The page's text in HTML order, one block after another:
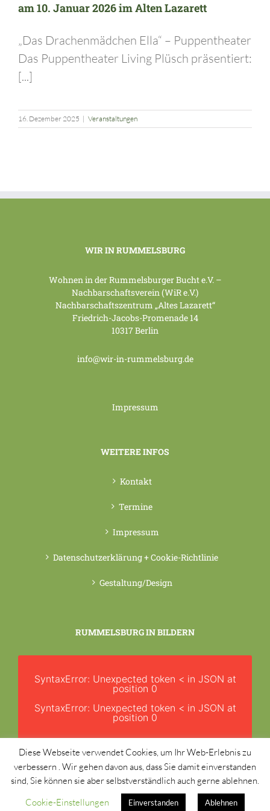
am 10. Januar 2026 im Alten Lazarett
„Das Drachenmädchen Ella“ – Puppentheater
Das Puppentheater Living Plüsch präsentiert:
[...]
16. Dezember 2025 | Veranstaltungen
WIR IN RUMMELSBURG
Wohnen in der Rummelsburger Bucht e.V. –
Nachbarschaftsverein (WiR e.V.)
Nachbarschaftszentrum „Altes Lazarett“
Friedrich-Jacobs-Promenade 14
10317 Berlin
info@wir-in-rummelsburg.de
Impressum
WEITERE INFOS
Kontakt
Termine
Impressum
Datenschutzerklärung + Cookie-Richtlinie
Gestaltung/Design
RUMMELSBURG IN BILDERN
SyntaxError: Unexpected token < in JSON at
position 0
SyntaxError: Unexpected token < in JSON at
position 0
Diese Webseite verwendet Cookies, um Ihr Web-Erlebnis zu
verbessern . Wir gehen davon aus, dass Sie damit einverstanden
sind, Sie können sie aber selbstverständlich auch gerne ablehnen.
Cookie-Einstellungen
Einverstanden Ablehnen